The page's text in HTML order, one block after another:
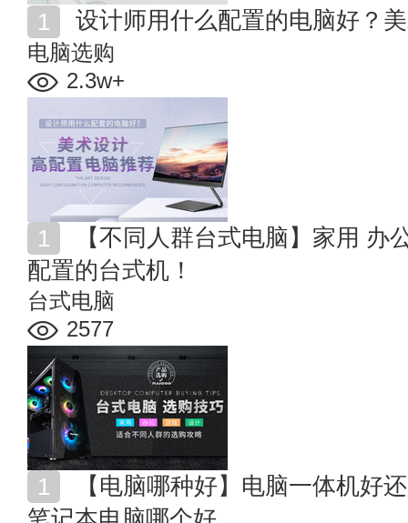
设计师用什么配置的电脑好？
电脑选购
2.3w+
配置的台式机！
台式电脑
2577